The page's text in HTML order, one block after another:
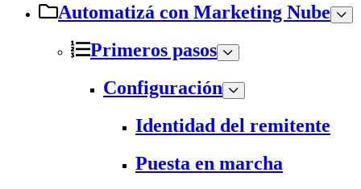
Automatizá con Marketing Nube
Primeros pasos
Configuración
Identidad del remitente
Puesta en marcha